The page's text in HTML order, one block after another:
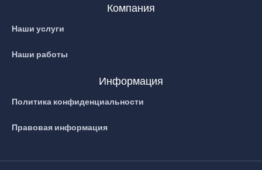
Компания
Наши услуги
Наши работы
Информация
Политика конфиденциальности
Правовая информация